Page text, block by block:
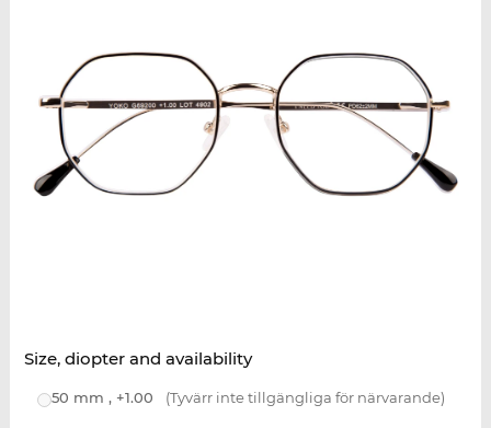
Size, diopter and availability
50 mm , +1.00 (Tyvärr inte tillgängliga för närvarande)